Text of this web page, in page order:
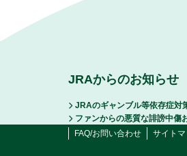
JRAからのお知らせ
JRAのギャンブル等依存症対
ファンからの悪質な誹謗中傷
FAQ/お問い合わせ
サイト